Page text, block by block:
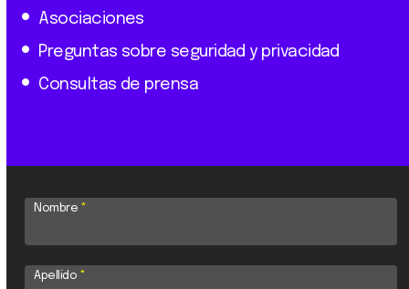
Asociaciones
Preguntas sobre seguridad y privacidad
Consultas de prensa
Nombre *
Apellido *